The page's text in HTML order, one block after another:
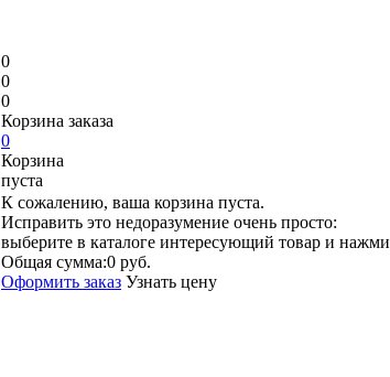
0
0
0
Корзина заказа
0
Корзина
пуста
К сожалению, ваша корзина пуста.
Исправить это недоразумение очень просто:
выберите в каталоге интересующий товар и
Общая сумма:0 руб.
Оформить заказ Узнать цену